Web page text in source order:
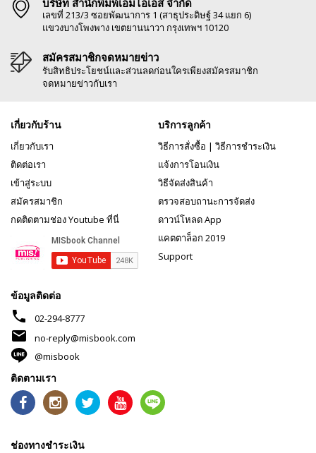
บริษัท สำนักพิมพ์เอ็มไอเอส จำกัด
เลขที่ 213/3 ซอยพัฒนาการ 1 (สาธุประดิษฐ์ 34 แยก 6)
แขวงบางโพงพาง เขตยานนาวา กรุงเทพฯ 10120
สมัครสมาชิกจดหมายข่าว
รับสิทธิประโยชน์และส่วนลดก่อนใครเพียงสมัครสมาชิก
จดหมายข่าวกับเรา
เกี่ยวกับร้าน
เกี่ยวกับเรา
ติดต่อเรา
เข้าสู่ระบบ
สมัครสมาชิก
กดติดตามช่อง Youtube ที่นี่
บริการลูกค้า
วิธีการสั่งซื้อ | วิธีการชำระเงิน
แจ้งการโอนเงิน
วิธีจัดส่งสินค้า
ตรวจสอบถานะการจัดส่ง
ดาวน์โหลด App
แคตตาล็อก 2019
Support
ข้อมูลติดต่อ
phone 02-294-8777
mail
no-reply@misbook.com
@misbook
ติดตามเรา
ช่องทางชำระเงิน